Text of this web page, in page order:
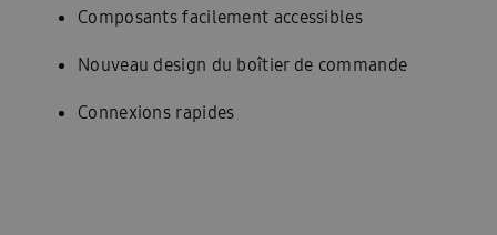
Composants facilement accessibles
Nouveau design du boîtier de commande
Connexions rapides